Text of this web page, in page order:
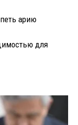
арию
для